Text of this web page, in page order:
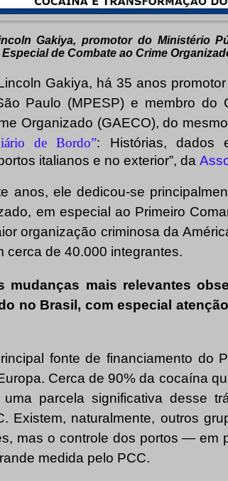
Gakiya, promotor do Ministério
de Combate ao Crime
Gakiya, há 35 anos
Paulo (MPESP) e membro do
Organizado (GAECO), do
de Bordo”: Histórias, dados
italianos e no exterior”, da
anos, ele dedicou-se
em especial ao Primeiro
organização criminosa da
cerca de 40.000 integrantes.
mudanças mais relevantes
no Brasil, com especial
fonte de financiamento do
Cerca de 90% da cocaína
parcela significativa desse
Existem, naturalmente, outros
mas o controle dos portos — em
medida pelo PCC.